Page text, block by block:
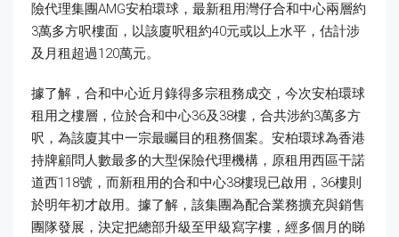
險代理集團AMG安柏環球，最新租用灣仔合和中心兩層約
3萬多方呎樓面，以該廈呎租約40元或以上水平，估計涉
及月租超過120萬元。
據了解，合和中心近月錄得多宗租務成交，今次安柏環球
租用之樓層，位於合和中心36及38樓，合共涉約3萬多方
呎，為該廈其中一宗最矚目的租務個案。安柏環球為香港
持牌顧問人數最多的大型保險代理機構，原租用西區干諾
道西118號，而新租用的合和中心38樓現已啟用，36樓則
於明年初才啟用。據了解，該集團為配合業務擴充與銷售
團隊發展，決定把總部升級至甲級寫字樓，經多個月的睇